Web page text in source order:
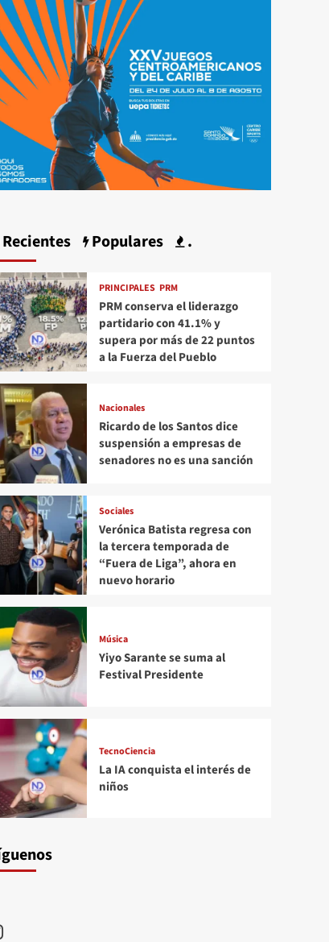
Populares .
PRINCIPALES PRM
PRM conserva el liderazgo
partidario con 41.1% y
supera por más de 22 puntos
a la Fuerza del Pueblo
Nacionales
Ricardo de los Santos dice
suspensión a empresas de
senadores no es una sanción
Sociales
Verónica Batista regresa con
la tercera temporada de
“Fuera de Liga”, ahora en
nuevo horario
Música
Yiyo Sarante se suma al
Festival Presidente
TecnoCiencia
La IA conquista el interés de
niños